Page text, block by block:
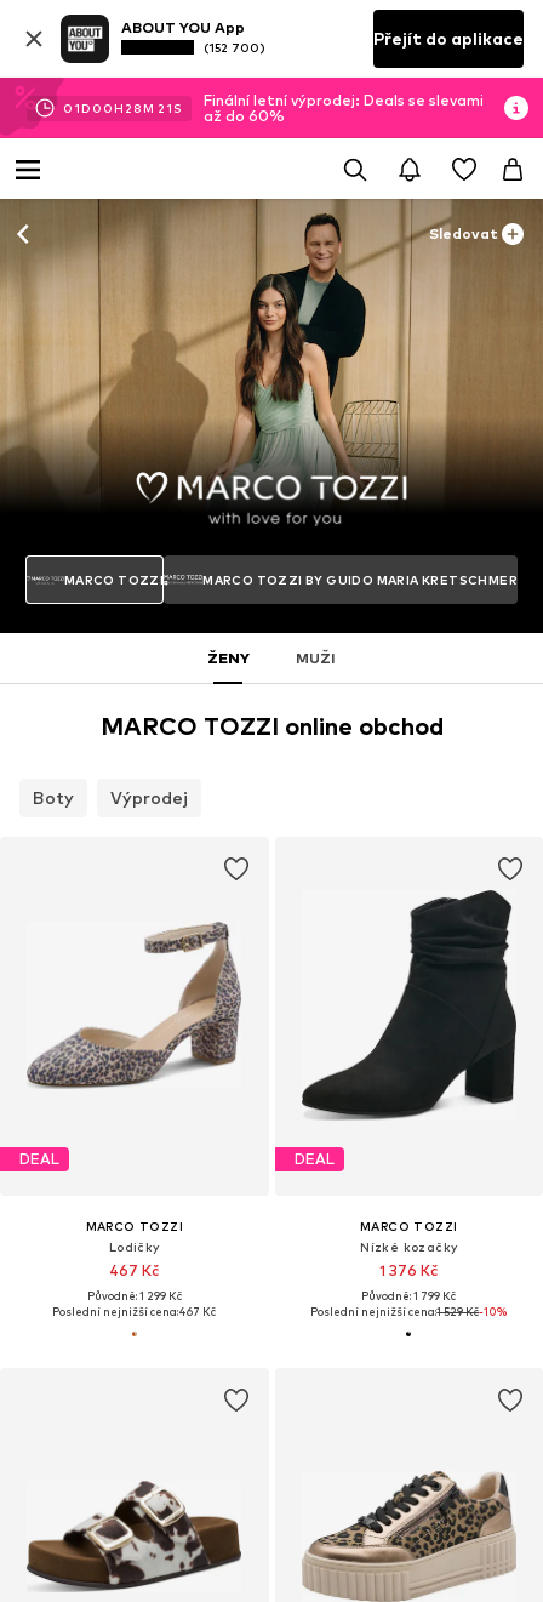
ABOUT YOU App
(152 700) Přejít do aplikace
01D 00H 28M 20S
Finální letní výprodej: Deals se slevami
až do 60%
Sledovat
MARCO TOZZI MARCO TOZZI BY GUIDO MARIA KRETSCHMER
ŽENY MUŽI
MARCO TOZZI online obchod
Boty Výprodej
DEAL
MARCO TOZZI
Lodičky
467 Kč
Původně: 1 299 Kč
Poslední nejnižší cena:467 Kč
DEAL
MARCO TOZZI
Nízké kozačky
1 376 Kč
Původně: 1 799 Kč
Poslední nejnižší cena:1 529 Kč-10%